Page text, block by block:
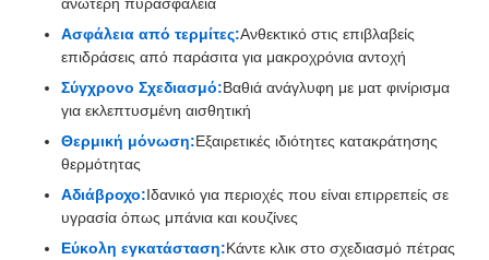
ανώτερη πυρασφάλεια
Ασφάλεια από τερμίτες:Ανθεκτικό στις επιβλαβείς
επιδράσεις από παράσιτα για μακροχρόνια αντοχή
Σύγχρονο Σχεδιασμό:Βαθιά ανάγλυφη με ματ φινίρισμα
για εκλεπτυσμένη αισθητική
Θερμική μόνωση:Εξαιρετικές ιδιότητες κατακράτησης
θερμότητας
Αδιάβροχο:Ιδανικό για περιοχές που είναι επιρρεπείς σε
υγρασία όπως μπάνια και κουζίνες
Εύκολη εγκατάσταση:Κάντε κλικ στο σχεδιασμό πέτρας